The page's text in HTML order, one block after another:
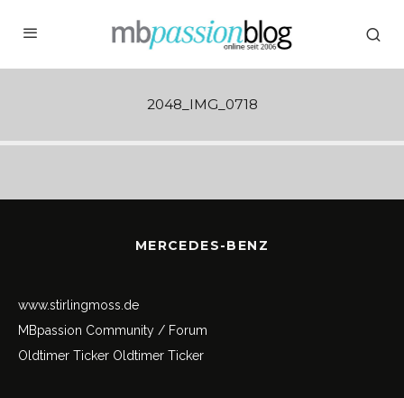
2048_IMG_0718
MERCEDES-BENZ
www.stirlingmoss.de
MBpassion Community / Forum
Oldtimer Ticker Oldtimer Ticker